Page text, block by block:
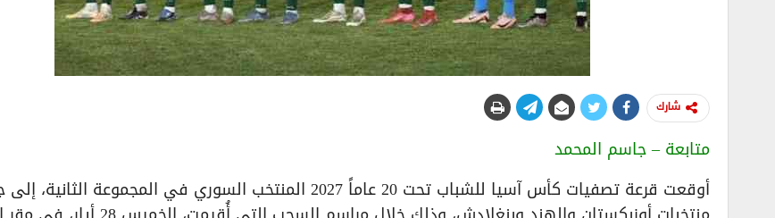
شارك
متابعة – جاسم المحمد
أوقعت قرعة تصفيات كأس آسيا للشباب تحت 20 عاماً 2027 المنتخب السوري في المجموعة